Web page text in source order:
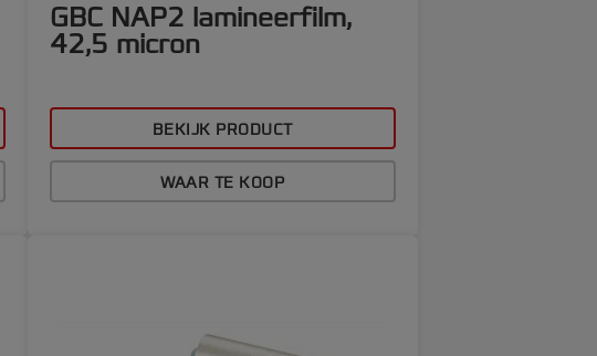
GBC NAP2 lamineerfilm,
42,5 micron
BEKIJK PRODUCT
WAAR TE KOOP